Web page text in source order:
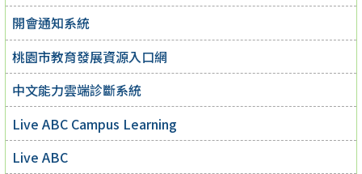
開會通知系統
桃園市教育發展資源入口網
中文能力雲端診斷系統
Live ABC Campus Learning
Live ABC